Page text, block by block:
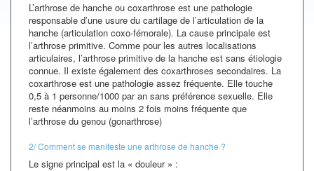
L’arthrose de hanche ou coxarthrose est une pathologie
responsable d’une usure du cartilage de l’articulation de la
hanche (articulation coxo-fémorale). La cause principale est
l’arthrose primitive. Comme pour les autres localisations
articulaires, l’arthrose primitive de la hanche est sans étiologie
connue. Il existe également des coxarthroses secondaires. La
coxarthrose est une pathologie assez fréquente. Elle touche
0,5 à 1 personne/1000 par an sans préférence sexuelle. Elle
reste néanmoins au moins 2 fois moins fréquente que
l’arthrose du genou (gonarthrose)
2/ Comment se manifeste une arthrose de hanche ?
Le signe principal est la « douleur » :